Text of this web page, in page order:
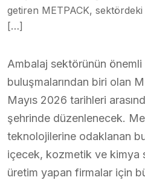
getiren METPACK,
[…]
Ambalaj sektörünün önemli
buluşmalarından biri olan
Mayıs 2026 tarihleri
şehrinde düzenlenecek.
teknolojilerine odaklanan
içecek, kozmetik ve kimya
üretim yapan firmalar için